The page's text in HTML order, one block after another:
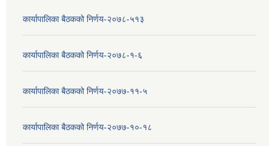
कार्यापालिका बैठकको निर्णय-२०७८-५१३
कार्यापालिका बैठकको निर्णय-२०७८-१-६
कार्यापालिका बैठकको निर्णय-२०७७-११-५
कार्यापालिका बैठकको निर्णय-२०७७-१०-१८